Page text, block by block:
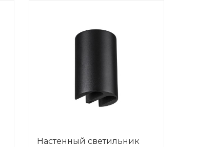
Настенный светильник